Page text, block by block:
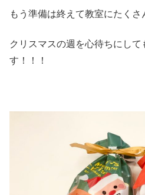
もう準備は終えて教室にたくさ
クリスマスの週を心待ちにして
す！！！